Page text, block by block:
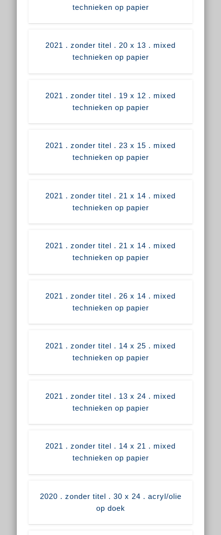
technieken op papier
2021 . zonder titel . 20 x 13 . mixed
technieken op papier
2021 . zonder titel . 19 x 12 . mixed
technieken op papier
2021 . zonder titel . 23 x 15 . mixed
technieken op papier
2021 . zonder titel . 21 x 14 . mixed
technieken op papier
2021 . zonder titel . 21 x 14 . mixed
technieken op papier
2021 . zonder titel . 26 x 14 . mixed
technieken op papier
2021 . zonder titel . 14 x 25 . mixed
technieken op papier
2021 . zonder titel . 13 x 24 . mixed
technieken op papier
2021 . zonder titel . 14 x 21 . mixed
technieken op papier
2020 . zonder titel . 30 x 24 . acryl/olie
op doek